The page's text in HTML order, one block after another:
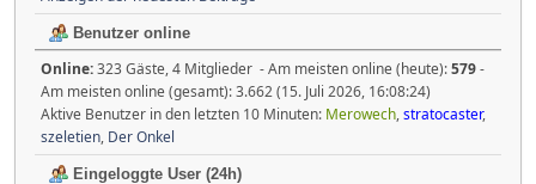
Benutzer online
Online:323 Gäste, 4 Mitglieder - Am meisten online (heute):579-
Am meisten online (gesamt): 3.662 (15. Juli 2026, 16:08:24)
Aktive Benutzer in den letzten 10 Minuten: Merowech,stratocaster,
szeletien, Der Onkel
Eingeloggte User (24h)